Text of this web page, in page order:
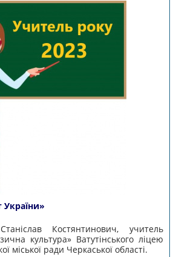
України»
Костянтинович, учитель
культура» Ватутінського ліцею
міської ради Черкаської області.